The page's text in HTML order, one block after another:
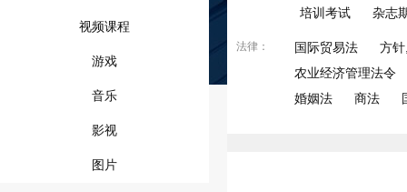
视频课程
游戏
音乐
影视
图片
培训考试
杂志
法律 ： 国际贸易法
方
农业经济管理法令
婚姻法
商法